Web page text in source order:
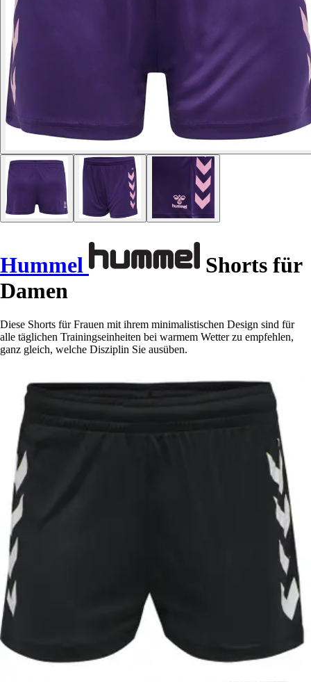
Hummel
Shorts für
Damen
Diese Shorts für Frauen mit ihrem minimalistischen Design sind für
alle täglichen Trainingseinheiten bei warmem Wetter zu empfehlen,
ganz gleich, welche Disziplin Sie ausüben.